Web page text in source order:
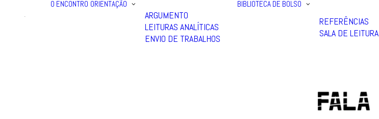
O ENCONTRO ORIENTAÇÃO
ARGUMENTO
LEITURAS ANALÍTICAS
ENVIO DE TRABALHOS
BIBLIOTECA DE BOLSO
REFERÊNCIAS
SALA DE LEITURA